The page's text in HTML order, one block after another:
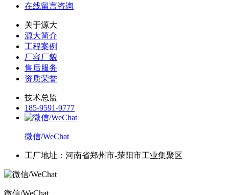
在线留言咨询
关于源大
源大简介
工程案例
厂容厂貌
售后服务
资质荣誉
技术总监
185-9591-9777
微信/WeChat
工厂地址：河南省郑州市-荥阳市工业集聚区
微信/WeChat